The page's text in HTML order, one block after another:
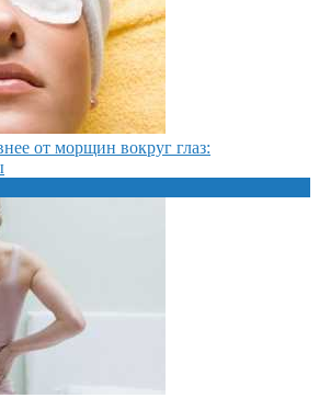
от морщин вокруг глаз: